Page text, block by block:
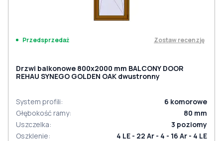
Przedsprzedaż Zostaw recenzję
Drzwi balkonowe 800x2000 mm BALCONY DOOR
REHAU SYNEGO GOLDEN OAK dwustronny
System profili: 6 komorowe
Głębokość ramy: 80 mm
Uszczelka: 3 poziomy
Oszklenie:
4 LE - 22 Ar - 4 - 16 Ar - 4 LE